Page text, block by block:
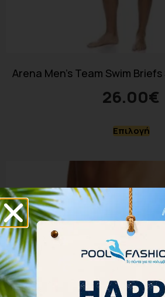
Arena Men’s Team Swim
26.00€
Επιλογή